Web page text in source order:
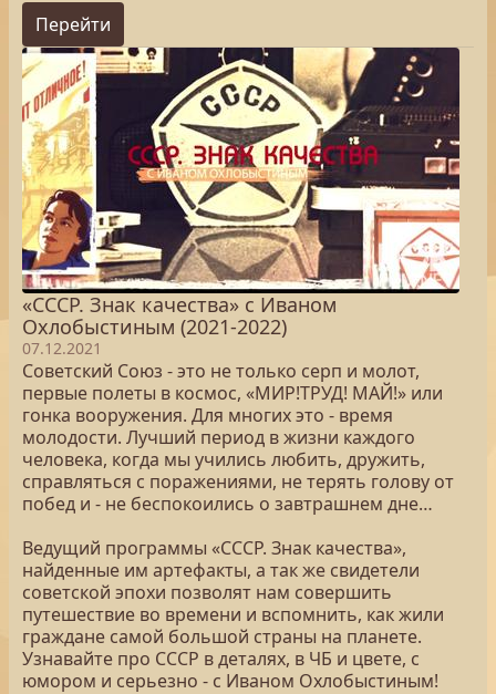
Перейти
«СССР. Знак качества» с Иваном
Охлобыстиным (2021-2022)
07.12.2021
Советский Союз - это не только серп и молот,
первые полеты в космос, «МИР!ТРУД! МАЙ!» или
гонка вооружения. Для многих это - время
молодости. Лучший период в жизни каждого
человека, когда мы учились любить, дружить,
справляться с поражениями, не терять голову от
побед и - не беспокоились о завтрашнем дне…
Ведущий программы «СССР. Знак качества»,
найденные им артефакты, а так же свидетели
советской эпохи позволят нам совершить
путешествие во времени и вспомнить, как жили
граждане самой большой страны на планете.
Узнавайте про СССР в деталях, в ЧБ и цвете, с
юмором и серьезно - с Иваном Охлобыстиным!